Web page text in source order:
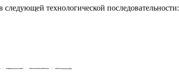
технологической последовательности: